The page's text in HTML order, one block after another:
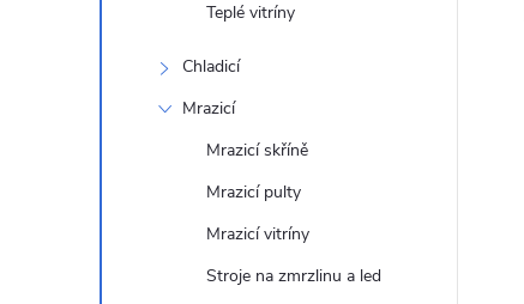
Teplé vitríny
Chladicí
Mrazicí
Mrazicí skříně
Mrazicí pulty
Mrazicí vitríny
Stroje na zmrzlinu a led